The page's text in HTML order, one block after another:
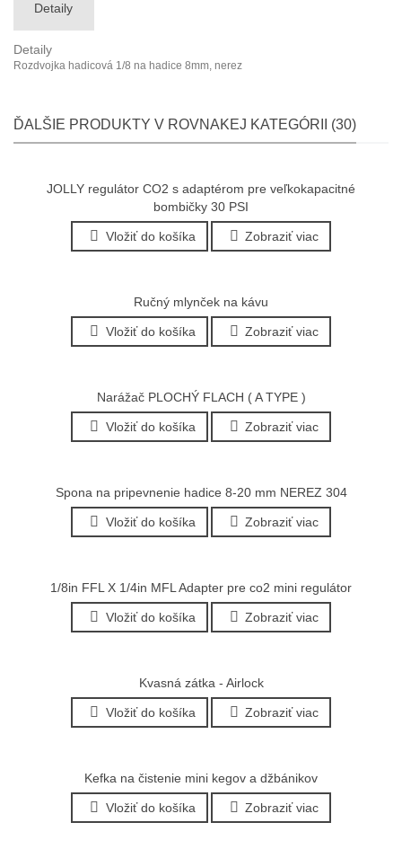
Detaily
Detaily
Rozdvojka hadicová 1/8 na hadice 8mm, nerez
ĎALŠIE PRODUKTY V ROVNAKEJ KATEGÓRII (30)
JOLLY regulátor CO2 s adaptérom pre veľkokapacitné
bombičky 30 PSI
Vložiť do košíka Zobraziť viac
Ručný mlynček na kávu
Vložiť do košíka Zobraziť viac
Narážač PLOCHÝ FLACH ( A TYPE )
Vložiť do košíka Zobraziť viac
Spona na pripevnenie hadice 8-20 mm NEREZ 304
Vložiť do košíka Zobraziť viac
1/8in FFL X 1/4in MFL Adapter pre co2 mini regulátor
Vložiť do košíka Zobraziť viac
Kvasná zátka - Airlock
Vložiť do košíka Zobraziť viac
Kefka na čistenie mini kegov a džbánikov
Vložiť do košíka Zobraziť viac